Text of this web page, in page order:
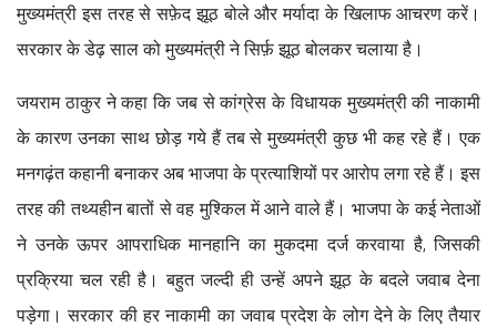
मुख्यमंत्री इस तरह से सफ़ेद झूठ बोले और मर्यादा के खिलाफ आचरण करें।
सरकार के डेढ़ साल को मुख्यमंत्री ने सिर्फ़ झूठ बोलकर चलाया है।
जयराम ठाकुर ने कहा कि जब से कांग्रेस के विधायक मुख्यमंत्री की नाकामी
के कारण उनका साथ छोड़ गये हैं तब से मुख्यमंत्री कुछ भी कह रहे हैं। एक
मनगढ़ंत कहानी बनाकर अब भाजपा के प्रत्याशियों पर आरोप लगा रहे हैं। इस
तरह की तथ्यहीन बातों से वह मुश्किल में आने वाले हैं। भाजपा के कई नेताओं
ने उनके ऊपर आपराधिक मानहानि का मुकदमा दर्ज करवाया है, जिसकी
प्रक्रिया चल रही है। बहुत जल्दी ही उन्हें अपने झूठ के बदले जवाब देना
पड़ेगा। सरकार की हर नाकामी का जवाब प्रदेश के लोग देने के लिए तैयार